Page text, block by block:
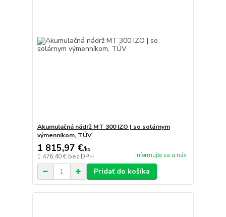
Akumulačná nádrž MT 300 IZO | so solárnym
výmenníkom, TÚV
1 815,97 €/ks
1 476,40 € bez DPH informujte sa u nás
Pridať do košíka